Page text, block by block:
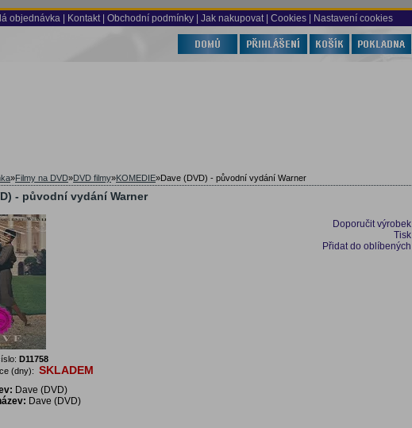
objednávka Kontakt Obchodní podmínky Jak nakupovat | Cookies | Nastavení cookies
»Filmy na DVD»DVD filmy»KOMEDIE»Dave (DVD) - původní vydání Warner
- původní vydání Warner
Doporučit výrobek
Tisk
Přidat do oblíbených
D11758
(dny): SKLADEM
Dave (DVD)
Dave (DVD)